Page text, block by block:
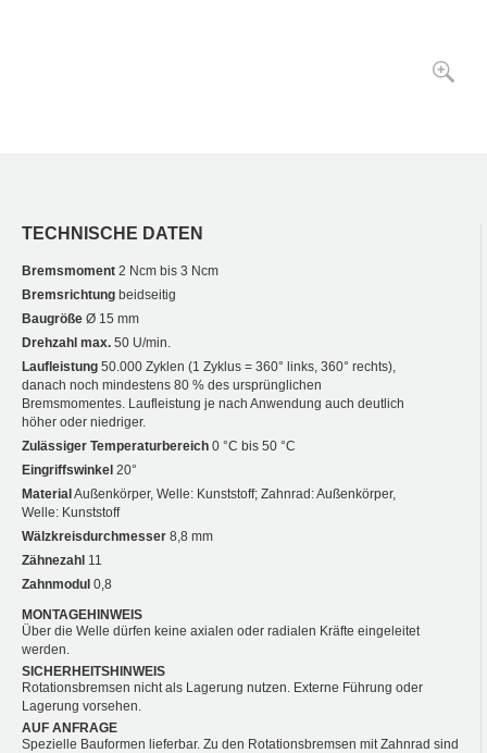
TECHNISCHE DATEN
Bremsmoment 2 Ncm bis 3 Ncm
Bremsrichtung beidseitig
Baugröße Ø 15 mm
Drehzahl max. 50 U/min.
Laufleistung 50.000 Zyklen (1 Zyklus = 360° links, 360° rechts),
danach noch mindestens 80 % des ursprünglichen
Bremsmomentes. Laufleistung je nach Anwendung auch deutlich
höher oder niedriger.
Zulässiger Temperaturbereich 0 °C bis 50 °C
Eingriffswinkel 20°
MaterialAußenkörper, Welle: Kunststoff; Zahnrad: Außenkörper,
Welle: Kunststoff
Wälzkreisdurchmesser 8,8 mm
Zähnezahl 11
Zahnmodul 0,8
MONTAGEHINWEIS
Über die Welle dürfen keine axialen oder radialen Kräfte eingeleitet
werden.
SICHERHEITSHINWEIS
Rotationsbremsen nicht als Lagerung nutzen. Externe Führung oder
Lagerung vorsehen.
AUF ANFRAGE
Spezielle Bauformen lieferbar. Zu den Rotationsbremsen mit Zahnrad sind